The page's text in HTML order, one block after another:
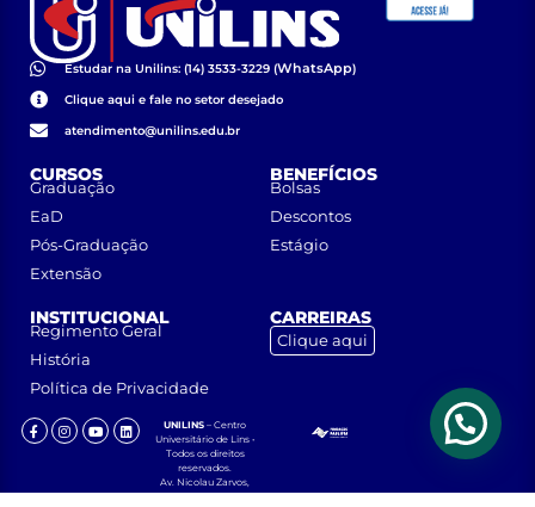
Estudar na Unilins: (14) 3533-3229 (WhatsApp)
Clique aqui e fale no setor desejado
atendimento@unilins.edu.br
CURSOS
Graduação
EaD
Pós-Graduação
Extensão
BENEFÍCIOS
Bolsas
Descontos
Estágio
INSTITUCIONAL
Regimento Geral
História
Política de Privacidade
CARREIRAS
Clique aqui
UNILINS – Centro
Universitário de Lins •
Todos os direitos
reservados.
Av. Nicolau Zarvos,
1925 – Jardim